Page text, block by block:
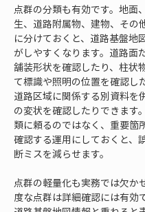
点群の分類も有効です。地面
生、道路附属物、建物、その
に分けておくと、道路基盤地
がしやすくなります。道路面
舗装形状を確認したり、柱状
て標識や照明の位置を確認し
道路区域に関係する別資料を
の変状を確認したりできます
類に頼るのではなく、重要箇
確認する運用にしておくと、
断ミスを減らせます。
点群の軽量化も実務では欠か
度な点群は詳細確認には有効